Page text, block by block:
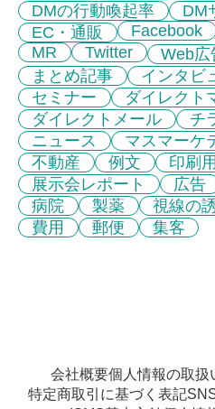
DMの行動喚起率
DM
EC・通販
Facebook
MR
Twitter Web広
まとめ記事
インタビ
セミナー
ダイレクト
ダイレクトメール
チ
ニュース
マスマーケ
不動産
例文
印刷
展示会レポート
広告
病院
製薬 視線の
費用
郵便 集客
会社概要個人情報の取扱
特定商取引に基づく表記